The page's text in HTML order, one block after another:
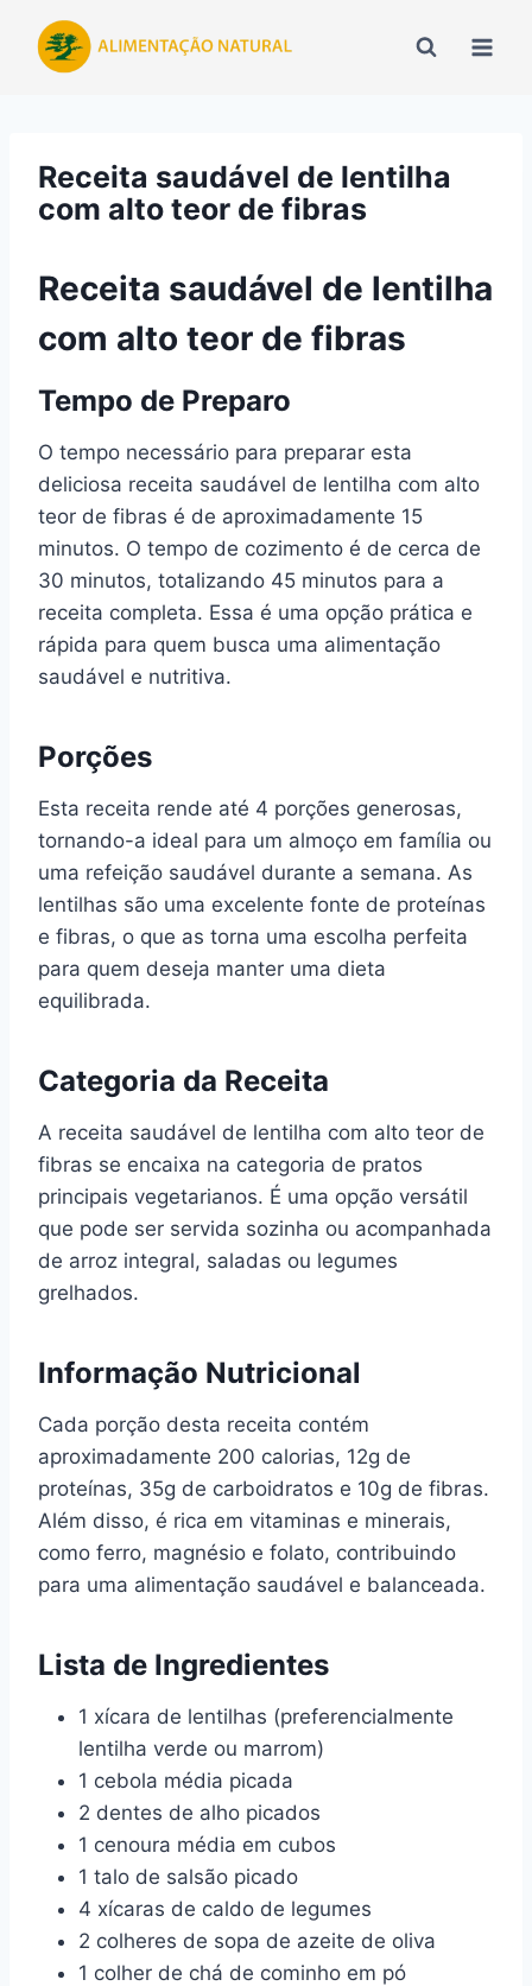
para
Receita saudável de lentilha
com alto teor de fibras
Receita saudável de lentilha
com alto teor de fibras
Tempo de Preparo
O tempo necessário para preparar esta
deliciosa receita saudável de lentilha com alto
teor de fibras é de aproximadamente 15
minutos. O tempo de cozimento é de cerca de
30 minutos, totalizando 45 minutos para a
receita completa. Essa é uma opção prática e
rápida para quem busca uma alimentação
saudável e nutritiva.
Porções
Esta receita rende até 4 porções generosas,
tornando-a ideal para um almoço em família ou
uma refeição saudável durante a semana. As
lentilhas são uma excelente fonte de proteínas
e fibras, o que as torna uma escolha perfeita
para quem deseja manter uma dieta
equilibrada.
Categoria da Receita
A receita saudável de lentilha com alto teor de
fibras se encaixa na categoria de pratos
principais vegetarianos. É uma opção versátil
que pode ser servida sozinha ou acompanhada
de arroz integral, saladas ou legumes
grelhados.
Informação Nutricional
Cada porção desta receita contém
aproximadamente 200 calorias, 12g de
proteínas, 35g de carboidratos e 10g de fibras.
Além disso, é rica em vitaminas e minerais,
como ferro, magnésio e folato, contribuindo
para uma alimentação saudável e balanceada.
Lista de Ingredientes
1 xícara de lentilhas (preferencialmente
lentilha verde ou marrom)
1 cebola média picada
2 dentes de alho picados
1 cenoura média em cubos
1 talo de salsão picado
4 xícaras de caldo de legumes
2 colheres de sopa de azeite de oliva
1 colher de chá de cominho em pó